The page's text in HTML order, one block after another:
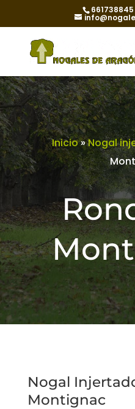
Inicio»Nogal
Nogal
Montignac